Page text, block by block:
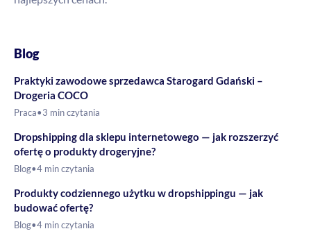
Blog
Praktyki zawodowe sprzedawca Starogard Gdański –
Drogeria COCO
Praca•3 min czytania
Dropshipping dla sklepu internetowego — jak rozszerzyć
ofertę o produkty drogeryjne?
Blog•4 min czytania
Produkty codziennego użytku w dropshippingu — jak
budować ofertę?
Blog•4 min czytania